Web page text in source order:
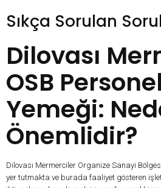
Sıkça Sorulan
Dilovası
OSB Personel
Yemeği:
Önemlidir?
Dilovası Mermerciler Organize Sanayi
yer tutmakta ve burada faaliyet gösteren